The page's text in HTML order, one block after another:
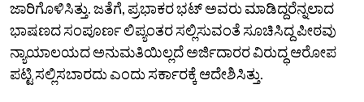
ಜಾರಿಗೊಳಿಸಿತ್ತು. ಜತೆಗೆ, ಪ್ರಭಾಕರ ಭಟ್ ಅವರು ಮಾಡಿದ್ದರೆನ್ನಲಾದ
ಭಾಷಣದ ಸಂಪೂರ್ಣ ಲಿಪ್ಯಂತರ ಸಲ್ಲಿಸುವಂತೆ ಸೂಚಿಸಿದ್ದ ಪೀಠವು
ನ್ಯಾಯಾಲಯದ ಅನುಮತಿಯಿಲ್ಲದೆ ಅರ್ಜಿದಾರರ ವಿರುದ್ಧ ಆರೋಪ
ಪಟ್ಟಿ ಸಲ್ಲಿಸಬಾರದು ಎಂದು ಸರ್ಕಾರಕ್ಕೆ ಆದೇಶಿಸಿತ್ತು.